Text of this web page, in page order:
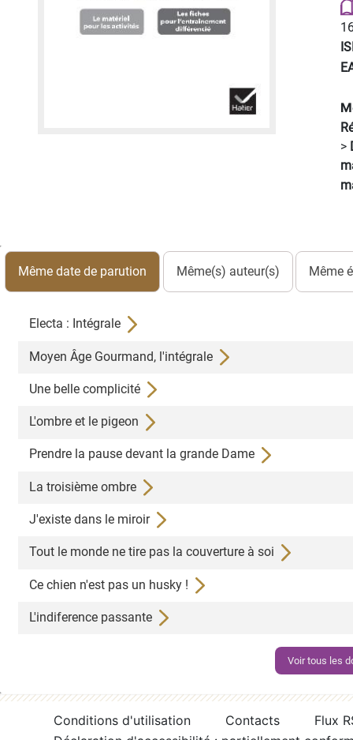
>
Même date de parution Même(s) auteur(s) Même
Electa : Intégrale
Moyen Âge Gourmand, l'intégrale
Une belle complicité
L'ombre et le pigeon
Prendre la pause devant la grande Dame
La troisième ombre
J'existe dans le miroir
Tout le monde ne tire pas la couverture à soi
Ce chien n'est pas un husky !
L'indiference passante
Voir tous les
Conditions d'utilisation Contacts
Flux